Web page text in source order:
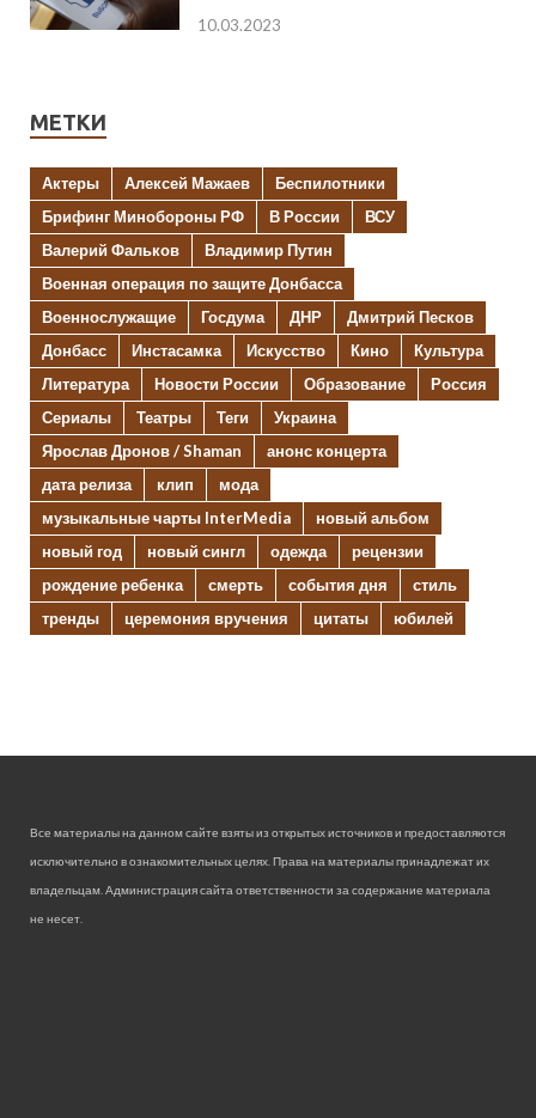
10.03.2023
МЕТКИ
Актеры Алексей Мажаев
Беспилотники
Брифинг Минобороны РФ
В России
ВСУ
Валерий Фальков
Владимир Путин
Военная операция по защите Донбасса
Военнослужащие
Госдума ДНР
Дмитрий Песков
Донбасс
Инстасамка Искусство Кино
Культура
Литература
Новости России Образование
Россия
Сериалы
Театры Теги
Украина
Ярослав Дронов / Shaman
анонс концерта
дата релиза
клип
мода
музыкальные чарты InterMedia
новый альбом
новый год
новый сингл одежда
рецензии
рождение ребенка
смерть события дня
стиль
тренды
церемония вручения цитаты юбилей
Все материалы на данном сайте взяты из открытых источников и предоставляются
исключительно в ознакомительных целях. Права на материалы принадлежат их
владельцам. Администрация сайта ответственности за содержание материала
не несет.